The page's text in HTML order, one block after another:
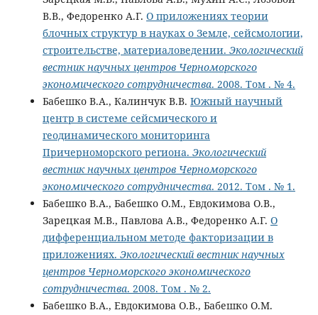
В.В., Федоренко А.Г. О приложениях теории
блочных структур в науках о Земле, сейсмологии,
строительстве, материаловедении. Экологический
вестник научных центров Черноморского
экономического сотрудничества. 2008. Том . № 4.
Бабешко В.А., Калинчук В.В. Южный научный
центр в системе сейсмичеcкого и
геодинамического мониторинга
Причерноморского региона. Экологический
вестник научных центров Черноморского
экономического сотрудничества. 2012. Том . № 1.
Бабешко В.А., Бабешко О.М., Евдокимова О.В.,
Зарецкая М.В., Павлова А.В., Федоренко А.Г. О
дифференциальном методе факторизации в
приложениях. Экологический вестник научных
центров Черноморского экономического
сотрудничества. 2008. Том . № 2.
Бабешко В.А., Евдокимова О.В., Бабешко О.М.